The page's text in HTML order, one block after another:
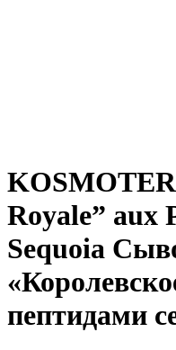
Royale” aux
Sequoia
пептидами